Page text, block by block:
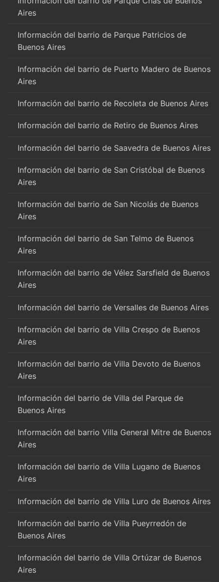
Aires
Información del barrio de Parque Patricios de
Buenos Aires
Información del barrio de Puerto Madero de Buenos
Aires
Información del barrio de Recoleta de Buenos Aires
Información del barrio de Retiro de Buenos Aires
Información del barrio de Saavedra de Buenos Aires
Información del barrio de San Cristóbal de Buenos
Aires
Información del barrio de San Nicolás de Buenos
Aires
Información del barrio de San Telmo de Buenos
Aires
Información del barrio de Vélez Sarsfield de Buenos
Aires
Información del barrio de Versalles de Buenos Aires
Información del barrio de Villa Crespo de Buenos
Aires
Información del barrio de Villa Devoto de Buenos
Aires
Información del barrio de Villa del Parque de
Buenos Aires
Información del barrio Villa General Mitre de Buenos
Aires
Información del barrio de Villa Lugano de Buenos
Aires
Información del barrio de Villa Luro de Buenos Aires
Información del barrio de Villa Pueyrredón de
Buenos Aires
Información del barrio de Villa Ortúzar de Buenos
Aires